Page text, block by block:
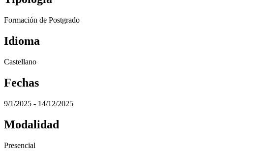
Formación de Postgrado
Idioma
Castellano
Fechas
9/1/2025 - 14/12/2025
Modalidad
Presencial